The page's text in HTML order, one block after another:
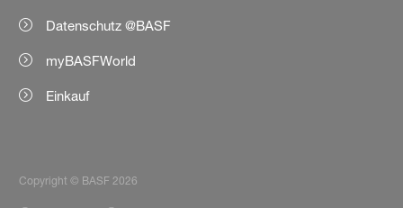
Datenschutz @BASF
myBASFWorld
Einkauf
Copyright © BASF 2026